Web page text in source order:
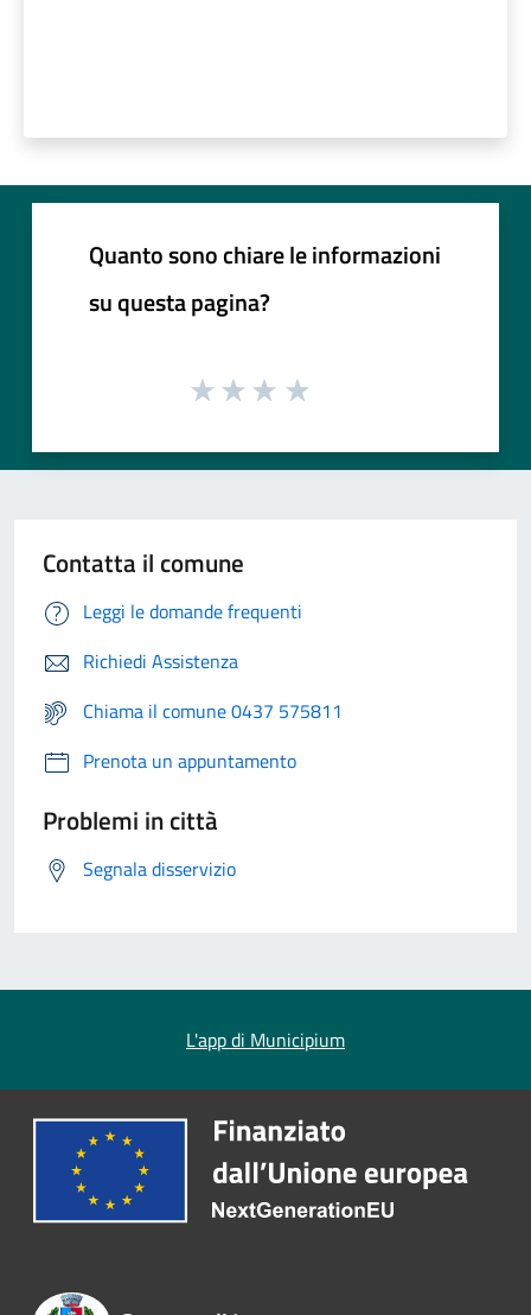
Quanto sono chiare le informazioni
su questa pagina?
Contatta il comune
Leggi le domande frequenti
Richiedi Assistenza
Chiama il comune 0437 575811
Prenota un appuntamento
Problemi in città
Segnala disservizio
L'app di Municipium